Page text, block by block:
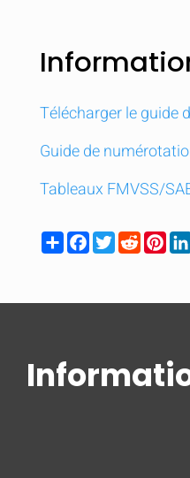
Télécharger le guide
Guide de
Tableaux FMVSS/
ShareFacebook
TwitterReddit